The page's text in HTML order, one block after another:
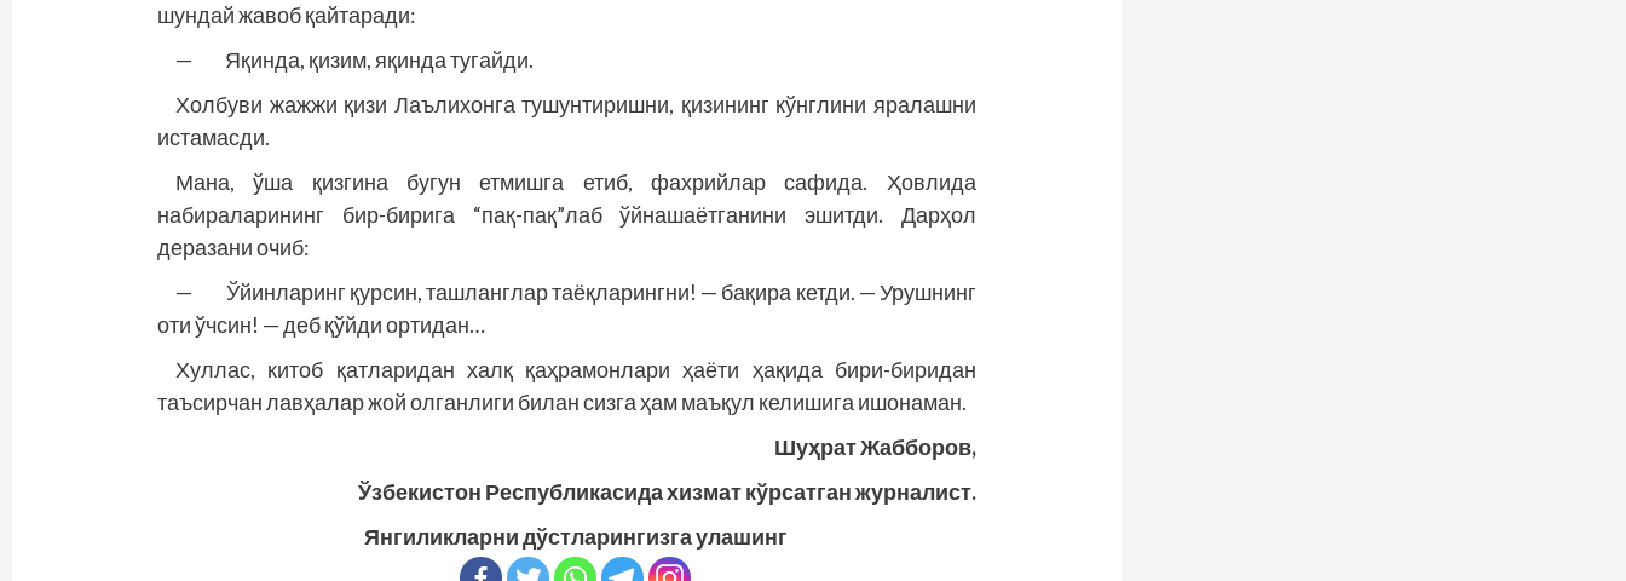
шундай жавоб қайтаради:
— Яқинда, қизим, яқинда тугайди.
Холбуви жажжи қизи Лаълихонга тушунтиришни, қизининг кўнглини яралашни
истамасди.
Мана, ўша қизгина бугун етмишга етиб, фахрийлар сафида. Ҳовлида
набираларининг бир-бирига “пақ-пақ”лаб ўйнашаётганини эшитди. Дарҳол
деразани очиб:
— Ўйинларинг қурсин, ташланглар таёқларингни! — бақира кетди. — Урушнинг
оти ўчсин! — деб қўйди ортидан…
Хуллас, китоб қатларидан халқ қаҳрамонлари ҳаёти ҳақида бири-биридан
таъсирчан лавҳалар жой олганлиги билан сизга ҳам маъқул келишига ишонаман.
Шуҳрат Жабборов,
Ўзбекистон Республикасида хизмат кўрсатган журналист.
Янгиликларни дўстларингизга улашинг